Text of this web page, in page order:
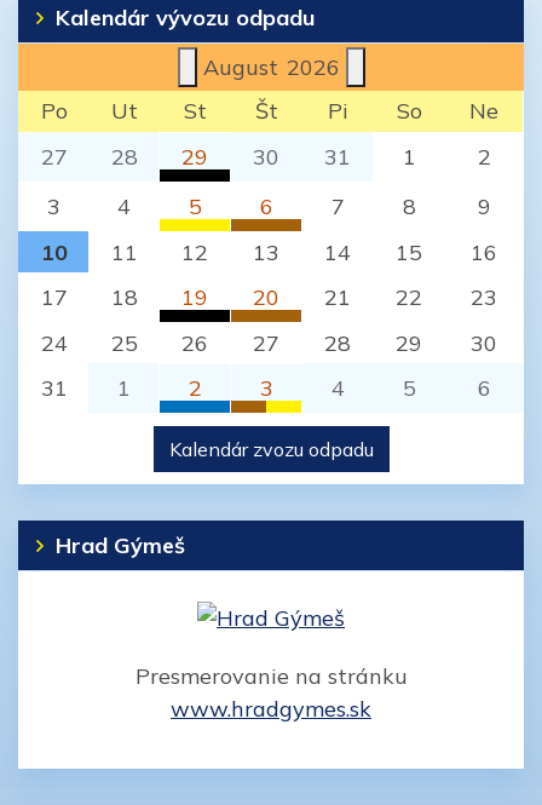
Kalendár vývozu odpadu
August 2026
Po
Ut St Št Pi So
Ne
27
28
29
Komunálny odpad
Jelenec (Nitra)
30 31 1
2
3
4
5
Plasty
6
BIO odpad
7 8
9
10
11 12 13 14 15
16
17
18
19
Komunálny odpad
20
BIO odpad
21 22
23
24
25 26 27 28 29
30
31
1
2
Papier
Jelenec (Nitra)
3
BIO odpad
Jelenec (Nitra)
4 5 6
Kalendár zvozu odpadu
Hrad Gýmeš
Presmerovanie na stránku
www.hradgymes.sk